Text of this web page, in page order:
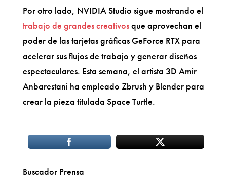
Por otro lado, NVIDIA Studio sigue mostrando el
trabajo de grandes creativosque aprovechan el
poder de las tarjetas gráficas GeForce RTX para
acelerar sus flujos de trabajo y generar diseños
espectaculares. Esta semana, el artista 3D Amir
Anbarestani ha empleado Zbrush y Blender para
crear la pieza titulada Space Turtle.
Buscador Prensa